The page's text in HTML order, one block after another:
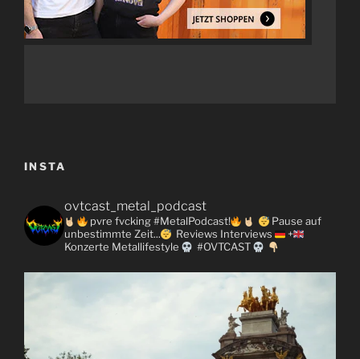
INSTA
ovtcast_metal_podcast
pvre fvcking #MetalPodcast!
Pause auf
unbestimmte Zeit...
Reviews Interviews
+
Konzerte Metallifestyle #OVTCAST